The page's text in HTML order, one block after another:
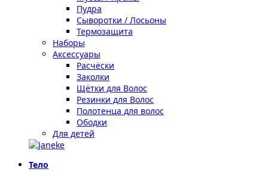
Пудра
Сыворотки / Лосьоны
Термозащита
Наборы
Аксессуары
Расчёски
Заколки
Щётки для Волос
Резинки для Волос
Полотенца для волос
Ободки
Для детей
Тело